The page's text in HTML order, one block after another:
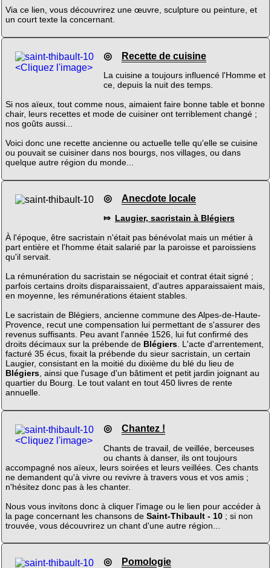
Via ce lien, vous découvrirez une œuvre, sculpture ou peinture, et
un court texte la concernant.
<Cliquez l'image>
◎ Recette de cuisine
La cuisine a toujours influencé l'Homme et
ce, depuis la nuit des temps.
Si nos aïeux, tout comme nous, aimaient faire bonne table et bonne
chair, leurs recettes et mode de cuisiner ont terriblement changé ;
nos goûts aussi...
Voici donc une recette ancienne ou actuelle telle qu'elle se cuisine
ou pouvait se cuisiner dans nos bourgs, nos villages, ou dans
quelque autre région du monde...
◎ Anecdote locale
⤇ Laugier, sacristain à Blégiers
À l'époque, être sacristain n'était pas bénévolat mais un métier à
part entière et l'homme était salarié par la paroisse et paroissiens
qu'il servait.
La rémunération du sacristain se négociait et contrat était signé ;
parfois certains droits disparaissaient, d'autres apparaissaient mais,
en moyenne, les rémunérations étaient stables.
Le sacristain de Blégiers, ancienne commune des Alpes-de-Haute-
Provence, recut une compensation lui permettant de s'assurer des
revenus suffisants. Peu avant l'année 1526, lui fut confirmé des
droits décimaux sur la prébende de Blégiers. L'acte d'arrentement,
facturé 35 écus, fixait la prébende du sieur sacristain, un certain
Laugier, consistant en la moitié du dixième du blé du lieu de
Blégiers, ainsi que l'usage d'un bâtiment et petit jardin joignant au
quartier du Bourg. Le tout valant en tout 450 livres de rente
annuelle.
<Cliquez l'image>
◎ Chantez !
Chants de travail, de veillée, berceuses
ou chants à danser, ils ont toujours
accompagné nos aïeux, leurs soirées et leurs veillées. Ces chants
ne demandent qu'à vivre ou revivre à travers vous et vos amis ;
n'hésitez donc pas à les chanter.
Nous vous invitons donc à cliquer l'image ou le lien pour accéder à
la page concernant les chansons de Saint-Thibault - 10; si non
trouvée, vous découvrirez un chant d'une autre région...
◎ Pomologie